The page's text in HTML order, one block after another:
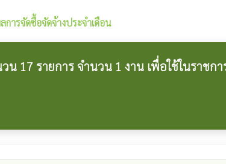
การจัดซื้อจัดจ้างประจำเดือน
17 รายการ จำนวน 1 งาน เพื่อใช้ในราช